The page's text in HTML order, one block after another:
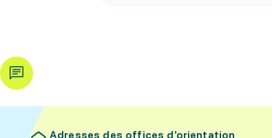
Adresses des offices d’orientation